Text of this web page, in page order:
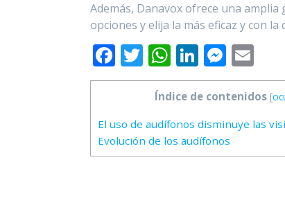
Además, Danavox ofrece una
opciones y elija la más eficaz y con la
F
ac
b
o
o
T
w
itt
er
W
h
at
s
A
p
Li
n
k
e
dI
n
M
e
ss
e
n
g
m
ai
l
Índice de contenidos [
El uso de audífonos disminuye las
Evolución de los audífonos